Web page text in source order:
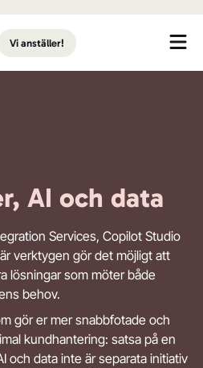
Vi anställer!
AI och data
Services, Copilot Studio
verktygen gör det möjligt att
lösningar som möter både
behov.
gör er mer snabbfotade och
kundhantering: satsa på en
och data inte är separata initiativ